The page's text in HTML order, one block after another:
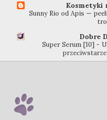
Kosmetyki
Sunny Rio od Apis —
Dobre
Super Serum [10] -